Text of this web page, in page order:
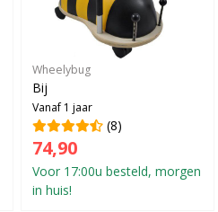
Wheelybug
Bij
Vanaf 1 jaar
(8)
74,90
Voor 17:00u besteld, morgen
in huis!